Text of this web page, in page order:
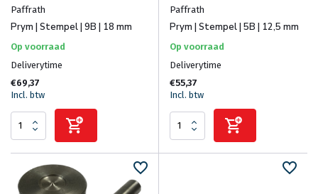
Paffrath
Prym | Stempel | 9B | 18 mm
Op voorraad
Deliverytime
€69,37
Incl. btw
Paffrath
Prym | Stempel | 5B | 12,5 mm
Op voorraad
Deliverytime
€55,37
Incl. btw